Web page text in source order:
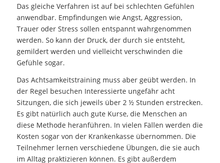
Das gleiche Verfahren ist auf bei schlechten Gefühlen
anwendbar. Empfindungen wie Angst, Aggression,
Trauer oder Stress sollen entspannt wahrgenommen
werden. So kann der Druck, der durch sie entsteht,
gemildert werden und vielleicht verschwinden die
Gefühle sogar.
Das Achtsamkeitstraining muss aber geübt werden. In
der Regel besuchen Interessierte ungefähr acht
Sitzungen, die sich jeweils über 2 ½ Stunden erstrecken.
Es gibt natürlich auch gute Kurse, die Menschen an
diese Methode heranführen. In vielen Fällen werden die
Kosten sogar von der Krankenkasse übernommen. Die
Teilnehmer lernen verschiedene Übungen, die sie auch
im Alltag praktizieren können. Es gibt außerdem